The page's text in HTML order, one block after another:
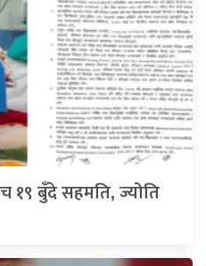
१९ बुँदे सहमति, ज्योति